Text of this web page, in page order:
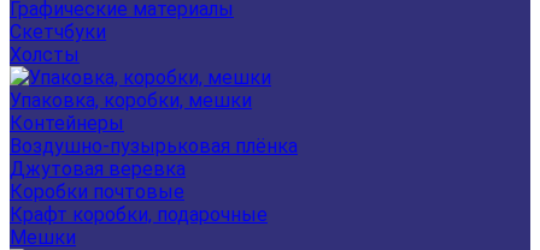
Графические материалы
Скетчбуки
Холсты
Упаковка, коробки, мешки
Контейнеры
Воздушно-пузырьковая плёнка
Джутовая веревка
Коробки почтовые
Крафт коробки, подарочные
Мешки